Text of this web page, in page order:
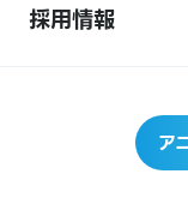
採用情報
ア